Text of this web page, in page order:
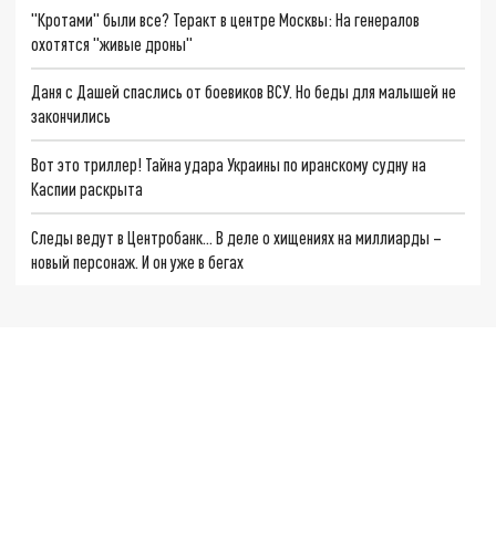
"Кротами" были все? Теракт в центре Москвы: На генералов
охотятся "живые дроны"
Даня с Дашей спаслись от боевиков ВСУ. Но беды для малышей не
закончились
Вот это триллер! Тайна удара Украины по иранскому судну на
Каспии раскрыта
Следы ведут в Центробанк… В деле о хищениях на миллиарды –
новый персонаж. И он уже в бегах